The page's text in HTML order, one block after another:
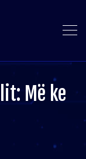
Më ke